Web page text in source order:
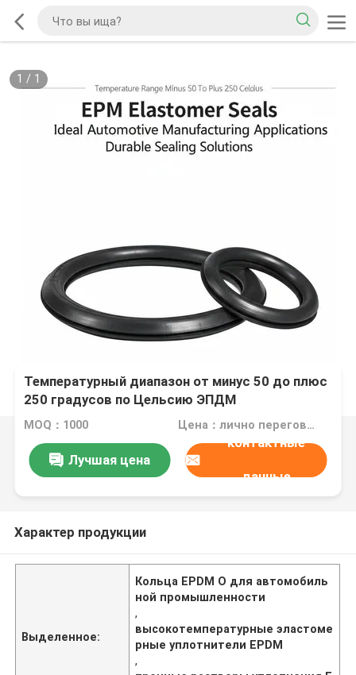
1 / 1
Температурный диапазон от минус 50 до плюс
250 градусов по Цельсию ЭПДМ
эластомерные уплотнители Идеальное
применение в автомобильной
промышленности
MOQ：1000 Цена：лично переговорить
Лучшая цена
контактные
данные
Характер продукции
Выделенное:
Кольца EPDM O для автомобиль
ной промышленности
,
высокотемпературные эластоме
рные уплотнители EPDM
,